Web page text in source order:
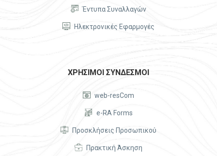

 Έντυπα Συναλλαγών

 Ηλεκτρονικές Εφαρμογές
ΧΡΗΣΙΜΟΙ ΣΥΝΔΕΣΜΟΙ

 web-resCom

 e-RA Forms

 Προσκλήσεις Προσωπικού

 Πρακτική Άσκηση